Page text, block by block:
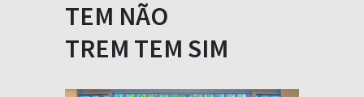
TEM NÃO
TREM TEM SIM